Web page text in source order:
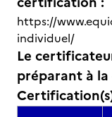
https://
individuel/
Le
préparant à